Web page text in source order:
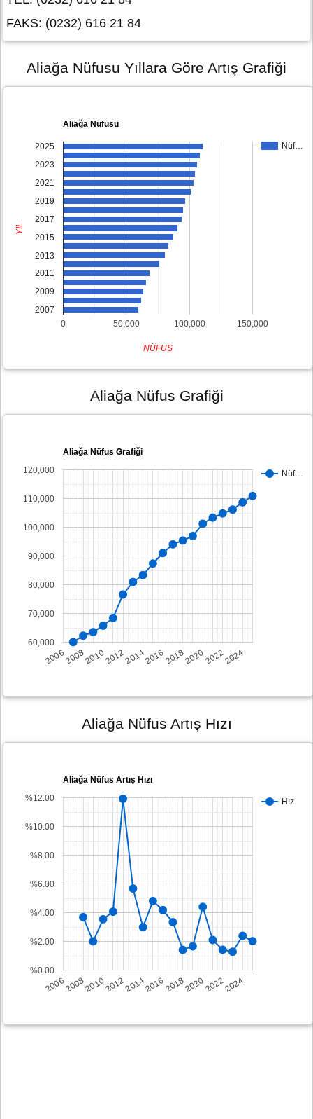
FAKS: (0232) 616 21 84
Aliağa Nüfusu Yıllara Göre Artış Grafiği
Aliağa Nüfusu
Nüf…
0 50,000 100,000 150,000
2025
2023
2021
2019
2017
2015
2013
2011
2009
2007
NÜFUS
YIL
Aliağa Nüfus Grafiği
Aliağa Nüfus Grafiği
Nüf…
2006200820102012201420162018202020222024
60,000
70,000
80,000
90,000
100,000
110,000
120,000
Aliağa Nüfus Artış Hızı
Aliağa Nüfus Artış Hızı
Hız
2006200820102012201420162018202020222024
%0.00
%2.00
%4.00
%6.00
%8.00
%10.00
%12.00